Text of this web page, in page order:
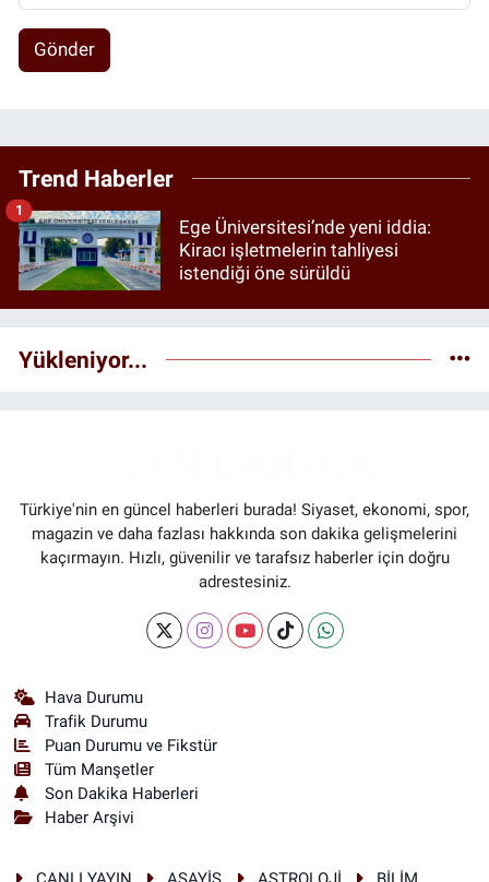
Gönder
Trend Haberler
Ege Üniversitesi’nde yeni iddia:
Kiracı işletmelerin tahliyesi
istendiği öne sürüldü
1
Yükleniyor...
Türkiye'nin en güncel haberleri burada! Siyaset, ekonomi, spor,
magazin ve daha fazlası hakkında son dakika gelişmelerini
kaçırmayın. Hızlı, güvenilir ve tarafsız haberler için doğru
adrestesiniz.
Hava Durumu
Trafik Durumu
Puan Durumu ve Fikstür
Tüm Manşetler
Son Dakika Haberleri
Haber Arşivi